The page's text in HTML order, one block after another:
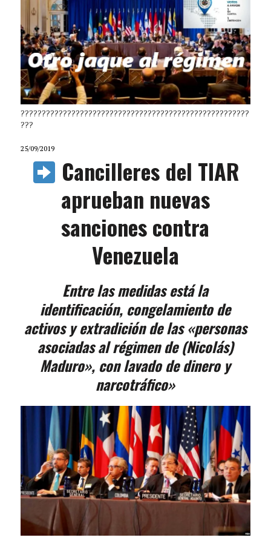
??????????????????????????????????????????????????????
???
25/09/2019
Cancilleres del TIAR
aprueban nuevas
sanciones contra
Venezuela
Entre las medidas está la
identificación, congelamiento de
activos y extradición de las «personas
asociadas al régimen de (Nicolás)
Maduro», con lavado de dinero y
narcotráfico»